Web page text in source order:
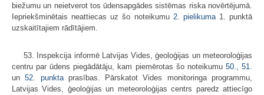
biežumu un neietverot tos ūdensapgādes sistēmas riska novērtējumā.
Iepriekšminētais neattiecas uz šo noteikumu 2. pielikuma1. punktā
uzskaitītajiem rādītājiem.
53. Inspekcija informē Latvijas Vides, ģeoloģijas un meteoroloģijas
centru par ūdens piegādātāju, kam piemērotas šo noteikumu 50., 51.
un52. punktaprasības. Pārskatot Vides monitoringa programmu,
Latvijas Vides, ģeoloģijas un meteoroloģijas centrs paredz attiecīgo